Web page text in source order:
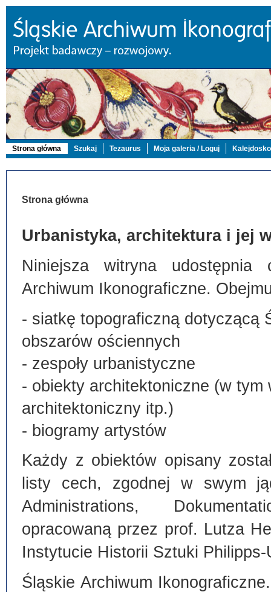
Strona główna Szukaj Tezaurus Moja galeria / Loguj
Strona główna
Urbanistyka, architektura i jej
Niniejsza witryna
Archiwum Ikonograficzne.
- siatkę topograficzną dotyczącą
obszarów ościennych
- zespoły urbanistyczne
- obiekty architektoniczne (w
architektoniczny itp.)
- biogramy artystów
Każdy z obiektów opisany
listy cech, zgodnej w swym
Administrations,
opracowaną przez prof. Lutza
Instytucie Historii Sztuki
Śląskie Archiwum